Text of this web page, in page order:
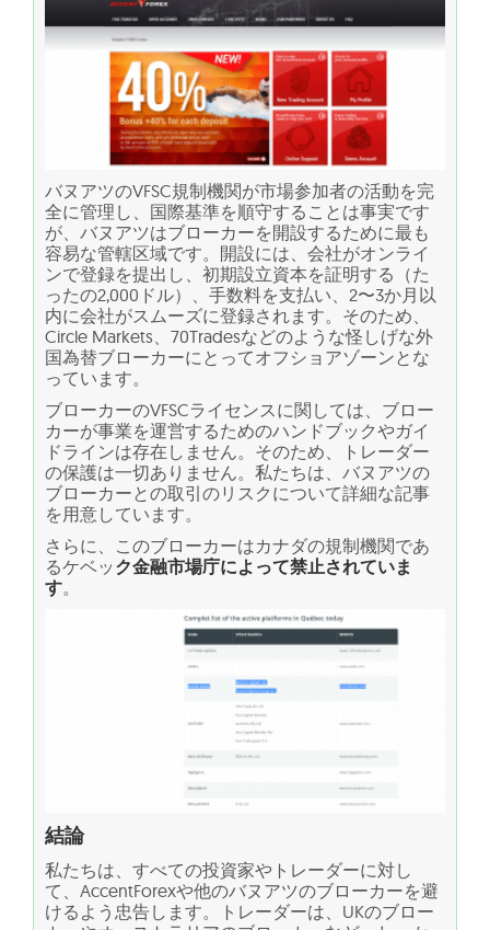
バヌアツのVFSC規制機関が市場参加者の活動を完
全に管理し、国際基準を順守することは事実です
が、バヌアツはブローカーを開設するために最も
容易な管轄区域です。開設には、会社がオンライ
ンで登録を提出し、初期設立資本を証明する（た
ったの2,000ドル）、手数料を支払い、2〜3か月以
内に会社がスムーズに登録されます。そのため、
Circle Markets、70Tradesなどのような怪しげな外
国為替ブローカーにとってオフショアゾーンとな
っています。
ブローカーのVFSCライセンスに関しては、ブロー
カーが事業を運営するためのハンドブックやガイ
ドラインは存在しません。そのため、トレーダー
の保護は一切ありません。私たちは、バヌアツの
ブローカーとの取引のリスクについて詳細な記事
を用意しています。
さらに、このブローカーはカナダの規制機関であ
るケベッ ク金融市場庁によって禁止されていま
す。
結論
私たちは、すべての投資家やトレーダーに対し
て、AccentForexや他のバヌアツのブローカーを避
けるよう忠告します。トレーダーは、UKのブロー